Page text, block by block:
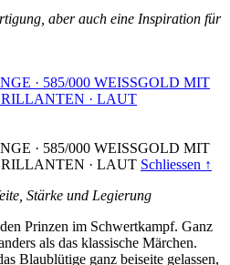
aber auch eine Inspiration für
· 585/000 WEISSGOLD MIT
· LAUT
· 585/000 WEISSGOLD MIT
· LAUT Schliessen ↑
Stärke und Legierung
Prinzen im Schwertkampf. Ganz
als das klassische Märchen.
Blaublütige ganz beiseite gelassen,